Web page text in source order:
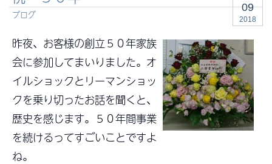
09
2018
ブログ
昨夜、お客様の創立５０年家族
会に参加してまいりました。オ
イルショックとリーマンショッ
クを乗り切ったお話を聞くと、
歴史を感じます。５０年間事業
を続けるってすごいことですよ
ね。